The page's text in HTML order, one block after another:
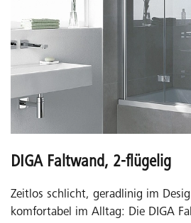
DIGA Faltwand, 2-flügelig
Zeitlos schlicht, geradlinig im
komfortabel im Alltag: Die DIGA